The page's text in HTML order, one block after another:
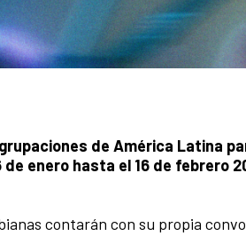
de América Latina
enero hasta el 16 de febrero
contarán con su propia